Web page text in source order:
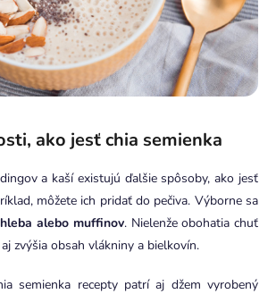
ako jesť chia semienka
a kaší existujú ďalšie spôsoby, ako jesť
môžete ich pridať do pečiva. Výborne sa
alebo muffinov. Nielenže obohatia chuť
zvýšia obsah vlákniny a bielkovín.
semienka recepty patrí aj džem vyrobený